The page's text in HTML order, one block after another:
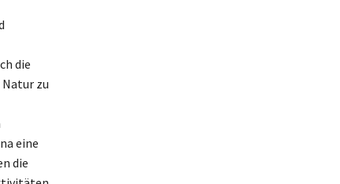
die
zu
eine
die